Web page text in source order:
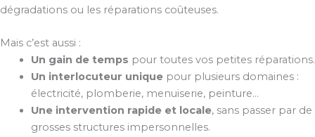
dégradations ou les réparations coûteuses.
Mais c’est aussi :
Un gain de temps pour toutes vos petites réparations.
Un interlocuteur uniquepour plusieurs domaines :
électricité, plomberie, menuiserie, peinture…
Une intervention rapide et locale, sans passer par de
grosses structures impersonnelles.